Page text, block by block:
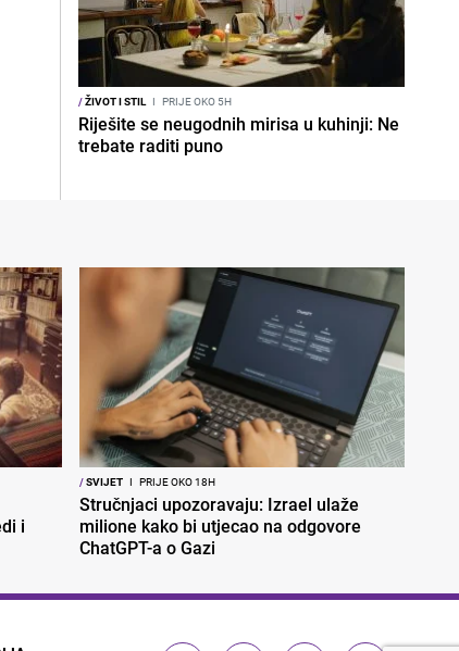
/ŽIVOT I STIL I PRIJE OKO 5H
Riješite se neugodnih mirisa u kuhinji: Ne
trebate raditi puno
i
/SVIJET I PRIJE OKO 18H
Stručnjaci upozoravaju: Izrael ulaže
milione kako bi utjecao na odgovore
ChatGPT-a o Gazi